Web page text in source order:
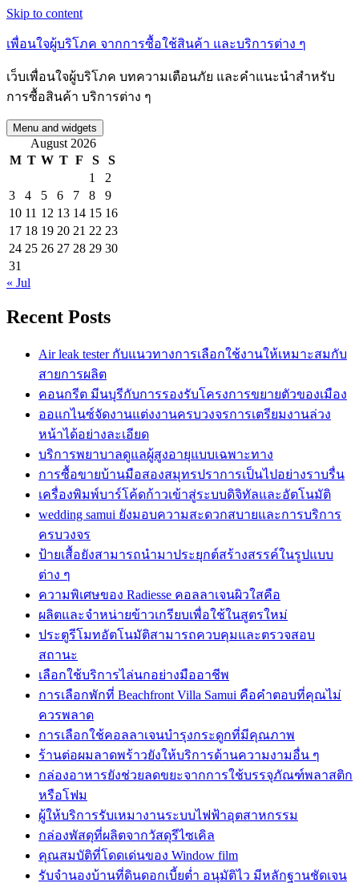
Skip to content
เพื่อนใจผู้บริโภค จากการซื้อใช้สินค้า และบริการต่าง ๆ
เว็บเพื่อนใจผู้บริโภค บทความเตือนภัย และคำแนะนำสำหรับ
การซื้อสินค้า บริการต่าง ๆ
Menu and widgets
August 2026
M T W T F S
S
1
2
3
4 5 6 7 8
9
10 11 12 13 14 15 16
17 18 19 20 21 22 23
24 25 26 27 28 29 30
31
« Jul
Recent Posts
Air leak tester กับแนวทางการเลือกใช้งานให้เหมาะสมกับ
สายการผลิต
คอนกรีต มีนบุรีกับการรองรับโครงการขยายตัวของเมือง
ออแกไนซ์จัดงานแต่งงานครบวงจรการเตรียมงานล่วง
หน้าได้อย่างละเอียด
บริการพยาบาลดูแลผู้สูงอายุแบบเฉพาะทาง
การซื้อขายบ้านมือสองสมุทรปราการเป็นไปอย่างราบรื่น
เครื่องพิมพ์บาร์โค้ดก้าวเข้าสู่ระบบดิจิทัลและอัตโนมัติ
wedding samui ยังมอบความสะดวกสบายและการบริการ
ครบวงจร
ป้ายเสื้อยังสามารถนำมาประยุกต์สร้างสรรค์ในรูปแบบ
ต่าง ๆ
ความพิเศษของ Radiesse คอลลาเจนผิวใสคือ
ผลิตและจำหน่ายข้าวเกรียบเพื่อใช้ในสูตรใหม่
ประตูรีโมทอัตโนมัติสามารถควบคุมและตรวจสอบ
สถานะ
เลือกใช้บริการไล่นกอย่างมืออาชีพ
การเลือกพักที่ Beachfront Villa Samui คือคำตอบที่คุณไม่
ควรพลาด
การเลือกใช้คอลลาเจนบำรุงกระดูกที่มีคุณภาพ
ร้านต่อผมลาดพร้าวยังให้บริการด้านความงามอื่น ๆ
กล่องอาหารยังช่วยลดขยะจากการใช้บรรจุภัณฑ์พลาสติก
หรือโฟม
ผู้ให้บริการรับเหมางานระบบไฟฟ้าอุตสาหกรรม
กล่องพัสดุที่ผลิตจากวัสดุรีไซเคิล
คุณสมบัติที่โดดเด่นของ Window film
รับจำนองบ้านที่ดินดอกเบี้ยต่ำ อนุมัติไว มีหลักฐานชัดเจน